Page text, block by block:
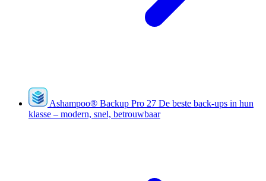
Ashampoo® Backup Pro 27 De beste back-ups in hun
klasse – modern, snel, betrouwbaar